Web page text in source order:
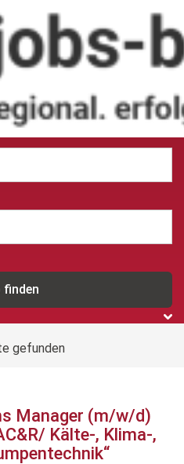
in
gefunden
Manager (m/w/d)
Kälte-, Klima-,